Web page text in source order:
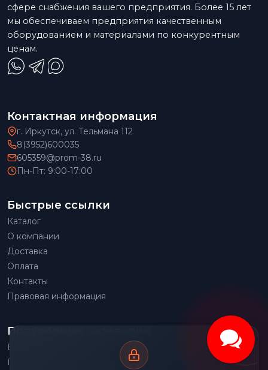
сфере снабжения вашего предприятия. Более 15 лет
мы обеспечиваем предприятия качественным
оборудованием и материалами по конкурентным
ценам.
Контактная информация
г. Иркутск, ул. Тельмана 112
8(3952)600035
605359@prom-38.ru
Пн-Пт: 9:00-17:00
Быстрые ссылки
Каталог
О компании
Доставка
Оплата
Контакты
Правовая информация
Популярные категории
Весовое оборудование
Грузоподъемное оборудование